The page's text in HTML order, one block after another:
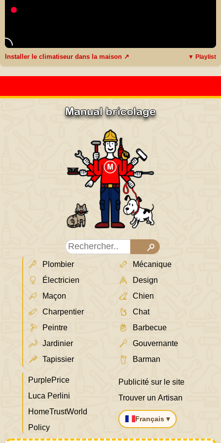
Installer le climatiseur dans la maison ↗ ▼ Playlist
Manual bricolage
Plombier
Électricien
Maçon
Charpentier
Peintre
Jardinier
Tapissier
Mécanique
Design
Chien
Chat
Barbecue
Gouvernante
Barman
PurplePrice
Luca Perlini
HomeTrustWorld
Policy
Publicité sur le site
Trouver un Artisan
Français ▾